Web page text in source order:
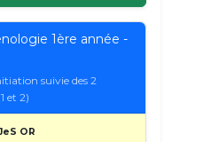
1ère année -
suivie des 2
et 2)
OR